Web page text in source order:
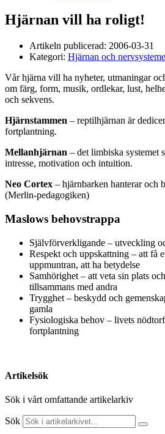
Hjärnan vill ha roligt!
Artikeln publicerad: 2006-03-31
Kategori: Hjärnan och
Vår hjärna vill ha nyheter, utmaningar
om färg, form, musik, ordlekar, lust,
och sekvens.
Hjärnstammen – reptilhjärnan är
fortplantning.
Mellanhjärnan – det limbiska systemet
intresse, motivation och intuition.
Neo Cortex – hjärnbarken hanterar och
(Merlin-pedagogiken)
Maslows behovstrappa
Självförverkligande – utveckling
Respekt och uppskattning – att få
uppmuntran, att ha betydelse
Samhörighet – att veta sin plats
tillsammans med andra
Trygghet – beskydd och
gamla
Fysiologiska behov – livets
fortplantning
Artikelsök
Sök i vårt omfattande artikelarkiv
Sök